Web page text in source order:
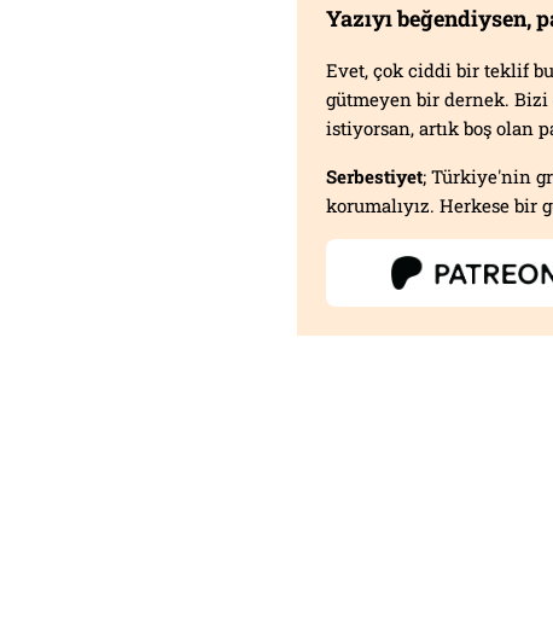
Yazıyı beğendiysen,
Evet, çok ciddi bir teklif
gütmeyen bir dernek.
istiyorsan, artık boş olan
Serbestiyet; Türkiye'nin
korumalıyız. Herkese bir